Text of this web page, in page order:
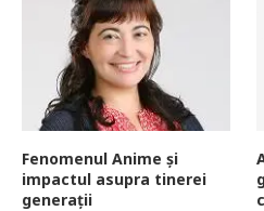
Fenomenul Anime și
impactul asupra tinerei
generații